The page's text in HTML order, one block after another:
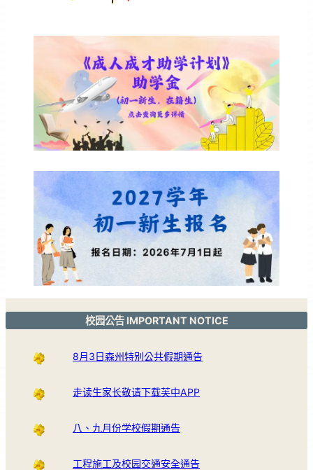
校园公告 IMPORTANT NOTICE
8月3日森州特别公共假期通告
走读生家长敬请下载芙中APP
八、九月份学校假期通告
工程施工及校园交通安全通告